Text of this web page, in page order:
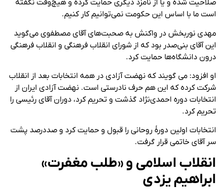
صلاحیت شده و یا از نامزد دیگری حمایت کرده و هیچ‌وقت نگفته
است ما با اساس این حکومت نمی‌توانیم کار کنیم.
مهدی نوربخش در واکنش به صحبت‌های آقای مصطفوی می‌گوید
این آقای بنی‌صدر بود که از شورای انقلاب فرهنگی و انقلاب فرهنگی
درون دانشگاه‌ها حمایت کرد.
او افزود: می گویند که نهضت آزادی در همه انتخابات بعد از انقلاب
شرکت کرده که این هم حرف نادرستی است. نهضت آزادی ایران از
انتخابات دوره احمدی‌نژاد گذشت و تحریم کرد، دوران آقای رئیسی را
تحریم کرد.
انتخابات اولین دورهٔ روحانی را قبول و حمایت کرد و صددرصد پشت
سر آقای خاتمی قرار گرفت.
انقلاب اسلامی و «طلب مغفرت»
ابراهیم یزدی